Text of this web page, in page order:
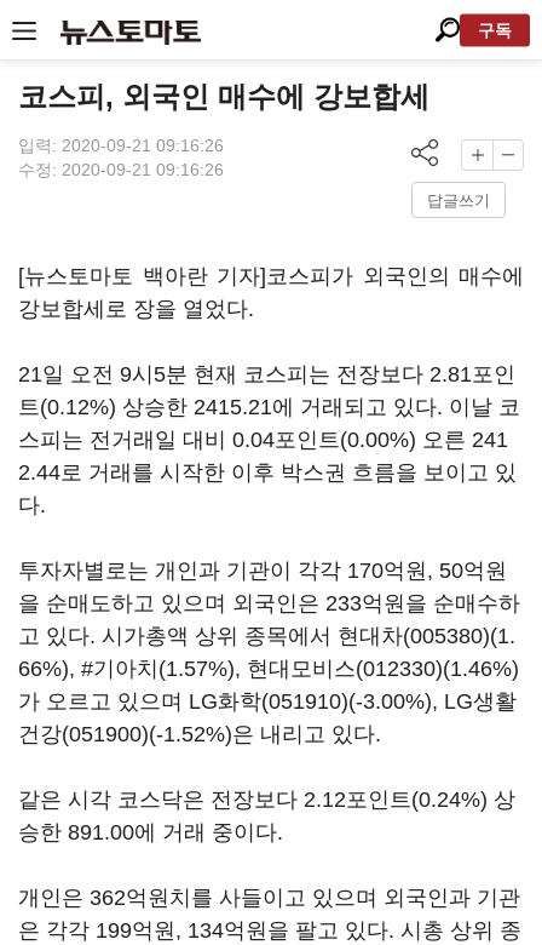
구독
코스피, 외국인 매수에 강보합세
입력: 2020-09-21 09:16:26
수정: 2020-09-21 09:16:26
답글쓰기
[뉴스토마토 백아란 기자]코스피가 외국인의 매수에
강보합세로 장을 열었다.
21일 오전 9시5분 현재 코스피는 전장보다 2.81포인
트(0.12%) 상승한 2415.21에 거래되고 있다. 이날 코
스피는 전거래일 대비 0.04포인트(0.00%) 오른 241
2.44로 거래를 시작한 이후 박스권 흐름을 보이고 있
다.
투자자별로는 개인과 기관이 각각 170억원, 50억원
을 순매도하고 있으며 외국인은 233억원을 순매수하
고 있다. 시가총액 상위 종목에서 현대차(005380)(1.
66%), #기아치(1.57%), 현대모비스(012330)(1.46%)
가 오르고 있으며 LG화학(051910)(-3.00%), LG생활
건강(051900)(-1.52%)은 내리고 있다.
같은 시각 코스닥은 전장보다 2.12포인트(0.24%) 상
승한 891.00에 거래 중이다.
개인은 362억원치를 사들이고 있으며 외국인과 기관
은 각각 199억원, 134억원을 팔고 있다. 시총 상위 종